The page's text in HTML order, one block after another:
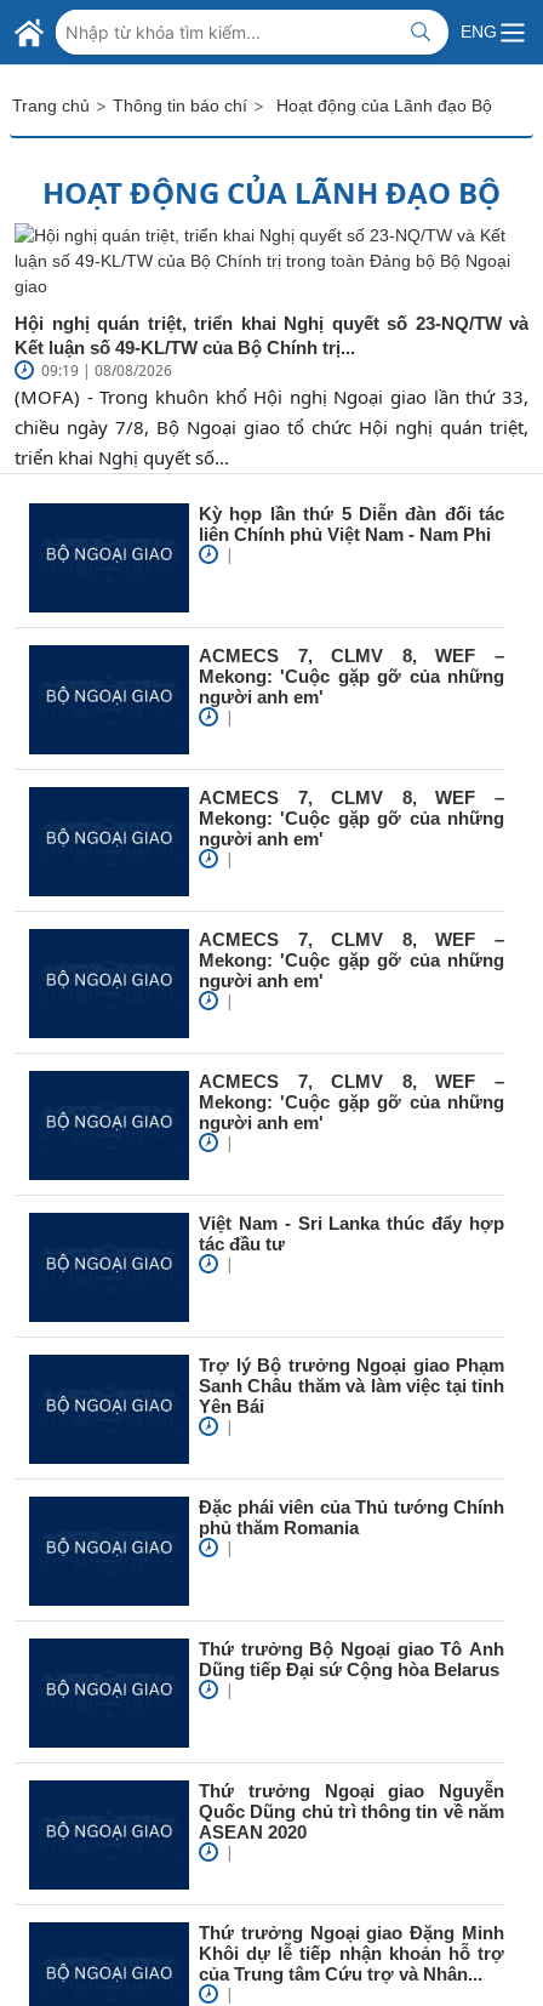
Skip to Main Content
BỘ NGOẠI GIAO VIỆT NAM
MINISTRY OF FOREIGN AFFAIRS
ENG
Trang chủ > Thông tin báo chí > Hoạt động của Lãnh đạo Bộ
HOẠT ĐỘNG CỦA LÃNH ĐẠO BỘ
Hội nghị quán triệt, triển khai Nghị quyết số 23-NQ/TW và
Kết luận số 49-KL/TW của Bộ Chính trị...
09:19 | 08/08/2026
(MOFA) - Trong khuôn khổ Hội nghị Ngoại giao lần thứ 33,
chiều ngày 7/8, Bộ Ngoại giao tổ chức Hội nghị quán triệt,
triển khai Nghị quyết số...
Kỳ họp lần thứ 5 Diễn đàn đối tác
liên Chính phủ Việt Nam - Nam Phi
|
ACMECS 7, CLMV 8, WEF –
Mekong: 'Cuộc gặp gỡ của những
người anh em'
|
ACMECS 7, CLMV 8, WEF –
Mekong: 'Cuộc gặp gỡ của những
người anh em'
|
ACMECS 7, CLMV 8, WEF –
Mekong: 'Cuộc gặp gỡ của những
người anh em'
|
ACMECS 7, CLMV 8, WEF –
Mekong: 'Cuộc gặp gỡ của những
người anh em'
|
Việt Nam - Sri Lanka thúc đẩy hợp
tác đầu tư
|
Trợ lý Bộ trưởng Ngoại giao Phạm
Sanh Châu thăm và làm việc tại tỉnh
Yên Bái
|
Đặc phái viên của Thủ tướng Chính
phủ thăm Romania
|
Thứ trưởng Bộ Ngoại giao Tô Anh
Dũng tiếp Đại sứ Cộng hòa Belarus
|
Thứ trưởng Ngoại giao Nguyễn
Quốc Dũng chủ trì thông tin về năm
ASEAN 2020
|
Thứ trưởng Ngoại giao Đặng Minh
Khôi dự lễ tiếp nhận khoản hỗ trợ
của Trung tâm Cứu trợ và Nhân...
|